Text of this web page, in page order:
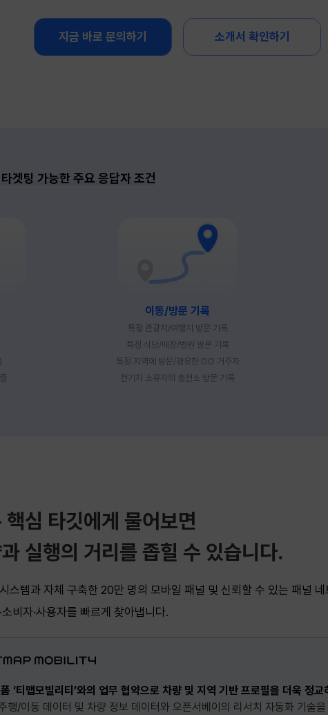
지금 바로 문의하기 소개서 확인하기
겟팅 가능한 주요 응답자 조건
이동/방문 기록
특정 관광지/여행지 방문 기록
특정 식당/매장/병원 방문 기록
특정 지역에 방문/경유한 OO 거주자
전기차 소유자의 충전소 방문 기록
심 타깃에게 물어보면
실행의 거리를 좁힐 수 있습니다.
스템과 자체 구축한 20만 명의 모바일 패널 및 신뢰할 수 있는 패널
비자·사용자를 빠르게 찾아냅니다.
‘티맵모빌리티’와의 업무 협약으로 차량 및 지역 기반 프로필을 더욱 정
행/이동 데이터 및 차량 정보 데이터와 오픈서베이의 리서치 자동화 기술